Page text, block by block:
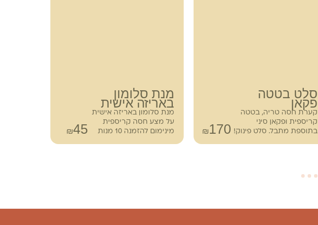
סלט בטטה
פקאן
קערת חסה טריה, בטטה
קריספית ופקאן סיני
בתוספת מתבל. סלט פינוק!
₪ 170
מנת סלומון
באריזה אישית
מנת סלומון באריזה אישית
על מצע חסה קריספית
מינימום להזמנה 10 מנות
₪45
4
5
6